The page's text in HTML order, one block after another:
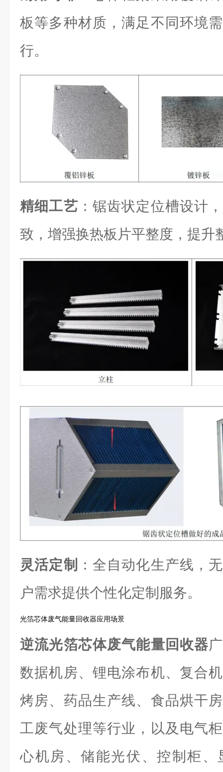
板等多种材质，满足不同环境
行。
精细工艺 ：锯齿状定位槽设计
致，增强换热板片平整度，提升
灵活定制
：全自动化生产线，
户需求提供个性化定制服务。
光箔芯体废气能量回收器应用场景
逆流光箔芯体废气能量回收器
数据机房、锂电涂布机、复合
烤房、药品生产线、食品烘干
工废气处理等行业，以及电气
心机房、储能光伏、控制柜、